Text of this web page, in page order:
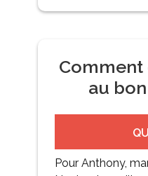
Comment
au
Pour Anthony,